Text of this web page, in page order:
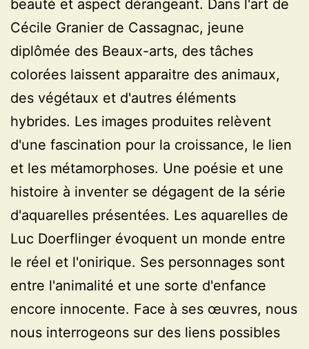
beauté et aspect dérangeant. Dans l'art de
Cécile Granier de Cassagnac, jeune
diplômée des Beaux-arts, des tâches
colorées laissent apparaitre des animaux,
des végétaux et d'autres éléments
hybrides. Les images produites relèvent
d'une fascination pour la croissance, le lien
et les métamorphoses. Une poésie et une
histoire à inventer se dégagent de la série
d'aquarelles présentées. Les aquarelles de
Luc Doerflinger évoquent un monde entre
le réel et l'onirique. Ses personnages sont
entre l'animalité et une sorte d'enfance
encore innocente. Face à ses œuvres, nous
nous interrogeons sur des liens possibles